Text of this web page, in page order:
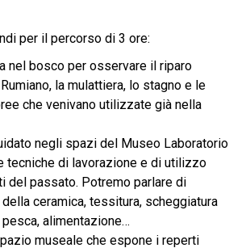
per il percorso di 3 ore:
nel bosco per osservare il riparo
la mulattiera, lo stagno e le
che venivano utilizzate già nella
negli spazi del Museo Laboratorio
tecniche di lavorazione e di utilizzo
del passato. Potremo parlare di
ceramica, tessitura, scheggiatura
alimentazione…
museale che espone i reperti